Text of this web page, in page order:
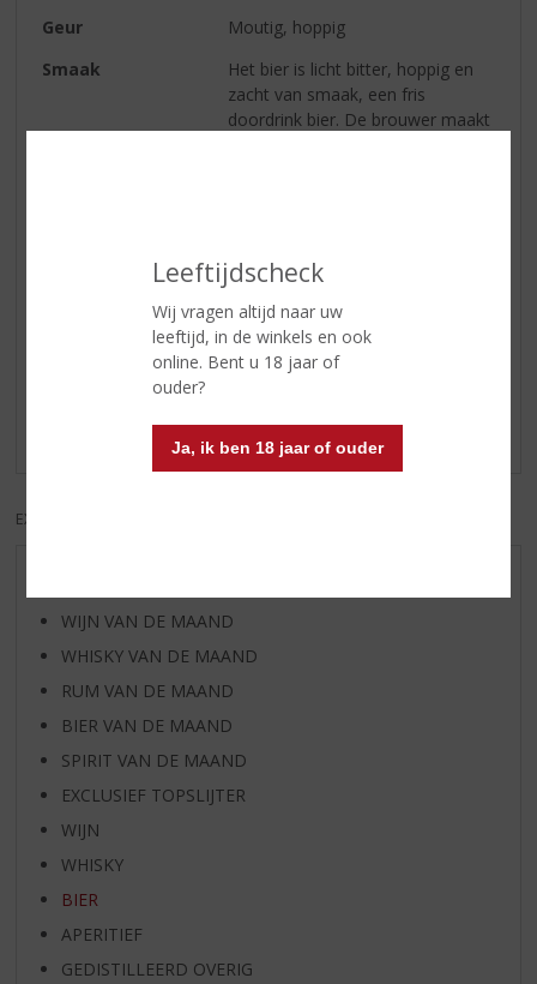
Leeftijdscheck
Wij vragen altijd naar uw
leeftijd, in de winkels en ook
online. Bent u 18 jaar of
ouder?
Ja, ik ben 18 jaar of ouder
Geur
Moutig, hoppig
Smaak
Het bier is licht bitter, hoppig en
zacht van smaak, een fris
doordrink bier. De brouwer maakt
Reviews
Schrijf een review
EXCL. BTW
WIJN VAN DE MAAND
WHISKY VAN DE MAAND
RUM VAN DE MAAND
BIER VAN DE MAAND
SPIRIT VAN DE MAAND
EXCLUSIEF TOPSLIJTER
WIJN
WHISKY
BIER
APERITIEF
GEDISTILLEERD OVERIG